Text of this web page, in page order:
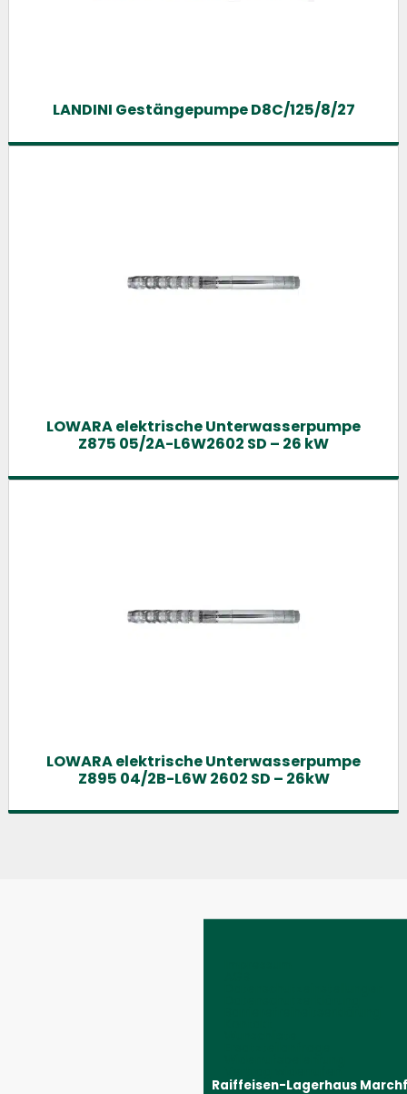
LANDINI Gestängepumpe D8C/125/8/27
LOWARA elektrische Unterwasserpumpe
Z875 05/2A-L6W2602 SD – 26 kW
LOWARA elektrische Unterwasserpumpe
Z895 04/2B-L6W 2602 SD – 26kW
Raiffeisen-Lagerhaus